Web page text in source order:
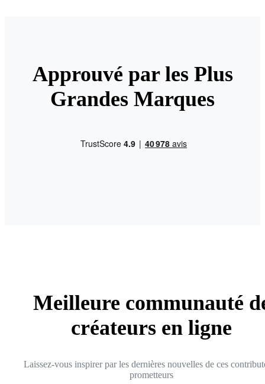
Approuvé par les Plus
Grandes Marques
Meilleure communauté
créateurs en ligne
Laissez-vous inspirer par les dernières nouvelles de ces
prometteurs